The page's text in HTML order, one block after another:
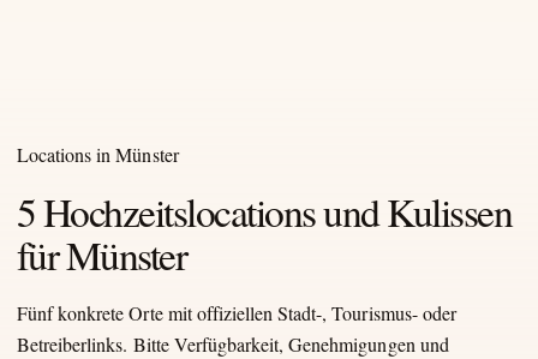
Locations in Münster
5 Hochzeitslocations und Kulissen
für Münster
Fünf konkrete Orte mit offiziellen Stadt-, Tourismus- oder
Betreiberlinks. Bitte Verfügbarkeit, Genehmigungen und